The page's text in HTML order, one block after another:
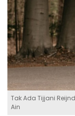
Tak Ada Tijjani
Ain